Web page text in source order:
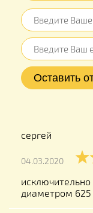
сергей
04.03.2020
диаметром